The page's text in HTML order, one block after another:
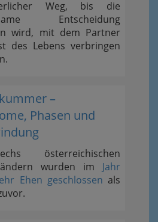
Weg, bis die
Entscheidung
wird, mit dem Partner
des Lebens verbringen
–
Phasen und
österreichischen
wurden im Jahr
Ehen geschlossen als